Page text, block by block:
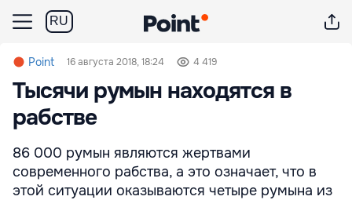
RU
Point 16 августа 2018, 18:24 4 419
Тысячи румын находятся в
рабстве
86 000 румын являются жертвами
современного рабства, а это означает, что в
этой ситуации оказываются четыре румына из